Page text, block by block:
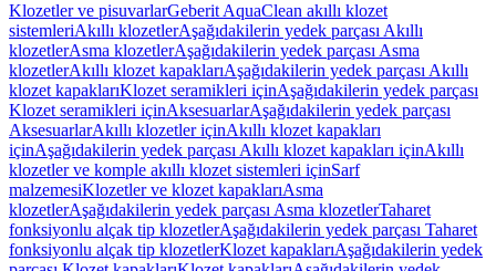
Klozetler ve pisuvarlarGeberit AquaClean akıllı klozet
sistemleriAkıllı klozetlerAşağıdakilerin yedek parçası Akıllı
klozetlerAsma klozetlerAşağıdakilerin yedek parçası Asma
klozetlerAkıllı klozet kapaklarıAşağıdakilerin yedek parçası Akıllı
klozet kapaklarıKlozet seramikleri içinAşağıdakilerin yedek parçası
Klozet seramikleri içinAksesuarlarAşağıdakilerin yedek parçası
AksesuarlarAkıllı klozetler içinAkıllı klozet kapakları
içinAşağıdakilerin yedek parçası Akıllı klozet kapakları içinAkıllı
klozetler ve komple akıllı klozet sistemleri içinSarf
malzemesiKlozetler ve klozet kapaklarıAsma
klozetlerAşağıdakilerin yedek parçası Asma klozetlerTaharet
fonksiyonlu alçak tip klozetlerAşağıdakilerin yedek parçası Taharet
fonksiyonlu alçak tip klozetlerKlozet kapaklarıAşağıdakilerin yedek